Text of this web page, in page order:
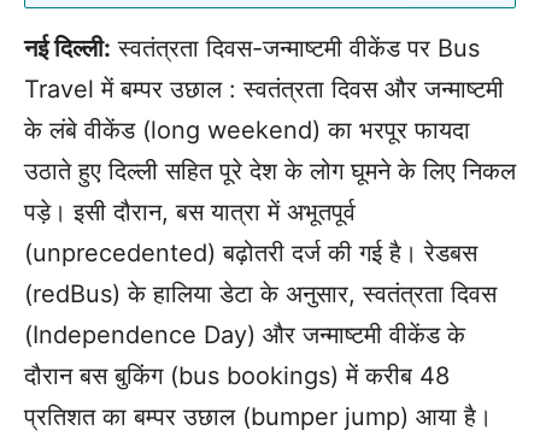
नई दिल्ली: स्वतंत्रता दिवस-जन्माष्टमी वीकेंड पर Bus
Travel में बम्पर उछाल : स्वतंत्रता दिवस और जन्माष्टमी
के लंबे वीकेंड (long weekend) का भरपूर फायदा
उठाते हुए दिल्ली सहित पूरे देश के लोग घूमने के लिए निकल
पड़े। इसी दौरान, बस यात्रा में अभूतपूर्व
(unprecedented) बढ़ोतरी दर्ज की गई है। रेडबस
(redBus) के हालिया डेटा के अनुसार, स्वतंत्रता दिवस
(Independence Day) और जन्माष्टमी वीकेंड के
दौरान बस बुकिंग (bus bookings) में करीब 48
प्रतिशत का बम्पर उछाल (bumper jump) आया है।